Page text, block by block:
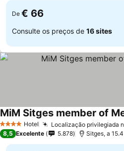
De € 66
Consulte os preços de 16 sites
4 EstrelasHotel Localização privilegiada
MiM Sitges member of
8,5 Excelente 5.878 Sitges, a